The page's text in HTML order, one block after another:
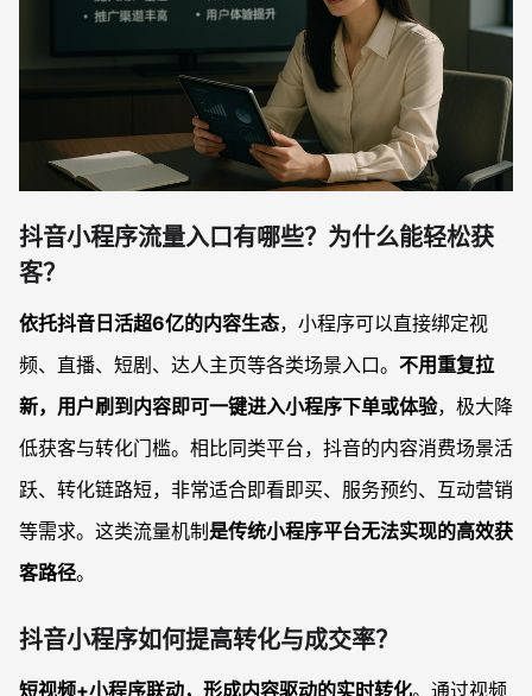
抖音小程序流量入口有哪些？为什么能轻松获
客？
依托抖音日活超6亿的内容生态，小程序可以直接绑定视
频、直播、短剧、达人主页等各类场景入口。 不用重复拉
新，用户刷到内容即可一键进入小程序下单或体验，极大降
低获客与转化门槛。相比同类平台，抖音的内容消费场景活
跃、转化链路短，非常适合即看即买、服务预约、互动营销
等需求。这类流量机制 是传统小程序平台无法实现的高效获
客路径。
抖音小程序如何提高转化与成交率？
短视频+小程序联动，形成内容驱动的实时转化。通过视频